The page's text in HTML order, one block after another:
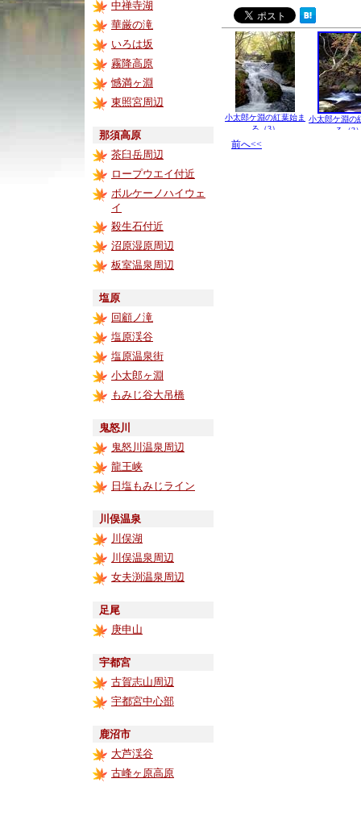
中禅寺湖
華厳の滝
いろは坂
霧降高原
憾満ヶ淵
東照宮周辺
那須高原
茶臼岳周辺
ロープウエイ付近
ボルケーノハイウェ
イ
殺生石付近
沼原湿原周辺
板室温泉周辺
塩原
回顧ノ滝
塩原渓谷
塩原温泉街
小太郎ヶ淵
もみじ谷大吊橋
鬼怒川
鬼怒川温泉周辺
龍王峡
日塩もみじライン
川俣温泉
川俣湖
川俣温泉周辺
女夫渕温泉周辺
足尾
庚申山
宇都宮
古賀志山周辺
宇都宮中心部
鹿沼市
大芦渓谷
古峰ヶ原高原
小太郎ケ淵の紅葉始ま
る（3）
小太郎ケ淵の
る（2
前へ<<